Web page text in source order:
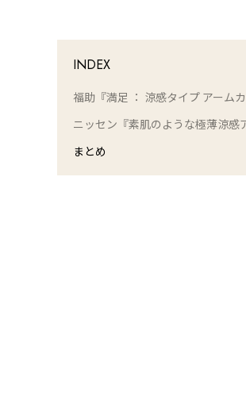
INDEX
福助『満足 ： 涼感タイプ アームカ
ニッセン『素肌のような極薄涼感
まとめ